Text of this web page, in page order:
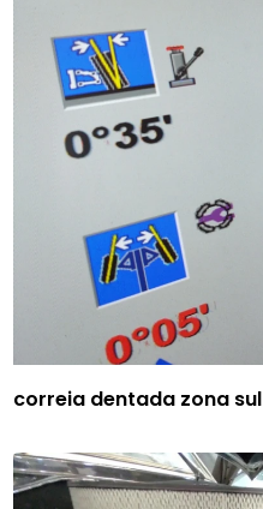
correia dentada zona sul